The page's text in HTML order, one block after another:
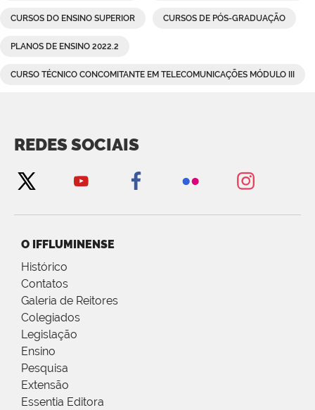
CURSOS DO ENSINO SUPERIOR CURSOS DE PÓS-GRADUAÇÃO
PLANOS DE ENSINO 2022.2
CURSO TÉCNICO CONCOMITANTE EM TELECOMUNICAÇÕES MÓDULO III
REDES SOCIAIS
O IFFLUMINENSE
Histórico
Contatos
Galeria de Reitores
Colegiados
Legislação
Ensino
Pesquisa
Extensão
Essentia Editora